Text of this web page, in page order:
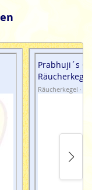
Prabhuji´s
Räucherkegel ·